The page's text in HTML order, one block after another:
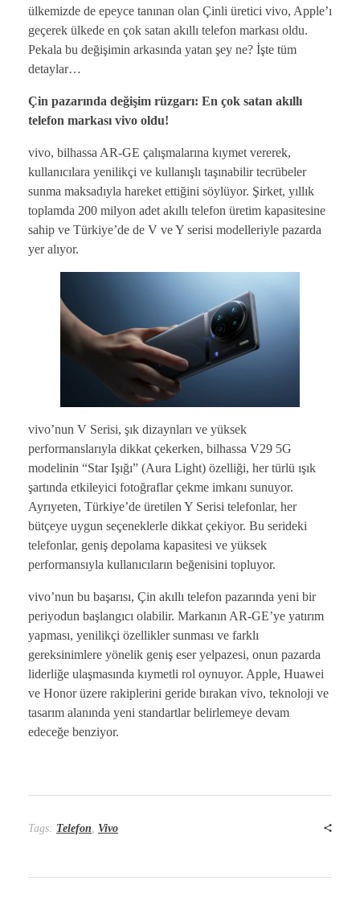
ülkemizde de epeyce tanınan olan Çinli üretici vivo, Apple’ı
geçerek ülkede en çok satan akıllı telefon markası oldu.
Pekala bu değişimin arkasında yatan şey ne? İşte tüm
detaylar…
Çin pazarında değişim rüzgarı: En çok satan akıllı
telefon markası vivo oldu!
vivo, bilhassa AR-GE çalışmalarına kıymet vererek,
kullanıcılara yenilikçi ve kullanışlı taşınabilir tecrübeler
sunma maksadıyla hareket ettiğini söylüyor. Şirket, yıllık
toplamda 200 milyon adet akıllı telefon üretim kapasitesine
sahip ve Türkiye’de de V ve Y serisi modelleriyle pazarda
yer alıyor.
vivo’nun V Serisi, şık dizaynları ve yüksek
performanslarıyla dikkat çekerken, bilhassa V29 5G
modelinin “Star Işığı” (Aura Light) özelliği, her türlü ışık
şartında etkileyici fotoğraflar çekme imkanı sunuyor.
Ayrıyeten, Türkiye’de üretilen Y Serisi telefonlar, her
bütçeye uygun seçeneklerle dikkat çekiyor. Bu serideki
telefonlar, geniş depolama kapasitesi ve yüksek
performansıyla kullanıcıların beğenisini topluyor.
vivo’nun bu başarısı, Çin akıllı telefon pazarında yeni bir
periyodun başlangıcı olabilir. Markanın AR-GE’ye yatırım
yapması, yenilikçi özellikler sunması ve farklı
gereksinimlere yönelik geniş eser yelpazesi, onun pazarda
liderliğe ulaşmasında kıymetli rol oynuyor. Apple, Huawei
ve Honor üzere rakiplerini geride bırakan vivo, teknoloji ve
tasarım alanında yeni standartlar belirlemeye devam
edeceğe benziyor.
Tags: Telefon Vivo